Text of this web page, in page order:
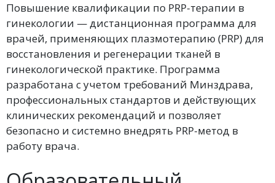
Повышение квалификации по PRP-терапии в
гинекологии — дистанционная программа для
врачей, применяющих плазмотерапию (PRP) для
восстановления и регенерации тканей в
гинекологической практике. Программа
разработана с учетом требований Минздрава,
профессиональных стандартов и действующих
клинических рекомендаций и позволяет
безопасно и системно внедрять PRP-метод в
работу врача.